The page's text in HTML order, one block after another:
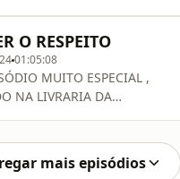
O RESPEITO
01:05:08
MUITO ESPECIAL ,
NA LIVRARIA DA
mais episódios